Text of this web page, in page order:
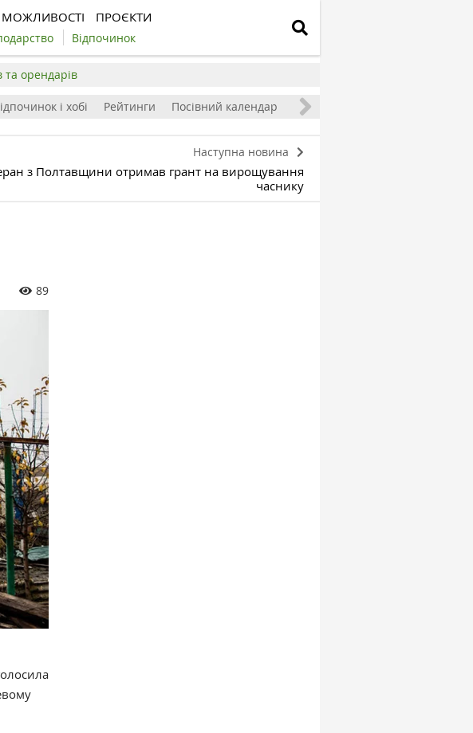
МОЖЛИВОСТІ ПРОЄКТИ
Відпочинок
орендарів
і хобі Рейтинги Посівний календар
Наступна новина
з Полтавщини отримав грант на вирощування
часнику
89